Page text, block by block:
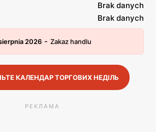
Brak danych
Brak danych
2026 - Zakaz handlu
КАЛЕНДАР ТОРГОВИХ НЕДІЛЬ
РЕКЛАМА